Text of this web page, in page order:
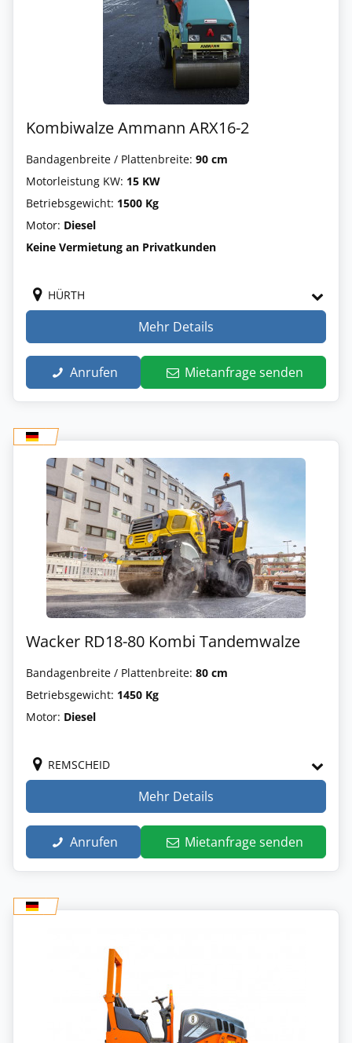
Kombiwalze Ammann ARX16-2
Bandagenbreite / Plattenbreite: 90 cm
Motorleistung KW: 15 KW
Betriebsgewicht: 1500 Kg
Motor: Diesel
Keine Vermietung an Privatkunden
HÜRTH
Mehr Details
Anrufen Mietanfrage senden
Wacker RD18-80 Kombi Tandemwalze
Bandagenbreite / Plattenbreite: 80 cm
Betriebsgewicht: 1450 Kg
Motor: Diesel
REMSCHEID
Mehr Details
Anrufen Mietanfrage senden